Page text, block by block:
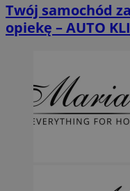
Twój samochód
opiekę – AUTO